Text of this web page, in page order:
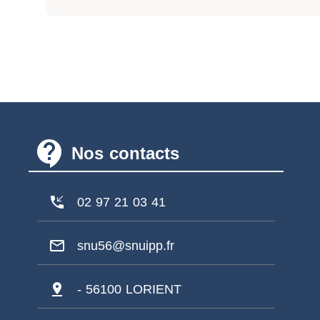
contact_support Nos contacts
phone_callback 02 97 21 03 41
mail_outline snu56@snuipp.fr
pin_drop - 56100 LORIENT